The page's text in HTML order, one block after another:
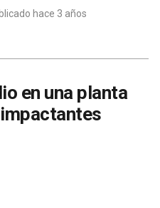
hace 3 años
en una planta